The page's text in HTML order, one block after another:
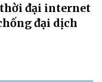
đại internet
đại dịch